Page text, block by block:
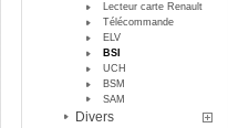
Lecteur carte Renault
Télécommande
ELV
BSI
UCH
BSM
SAM
Divers